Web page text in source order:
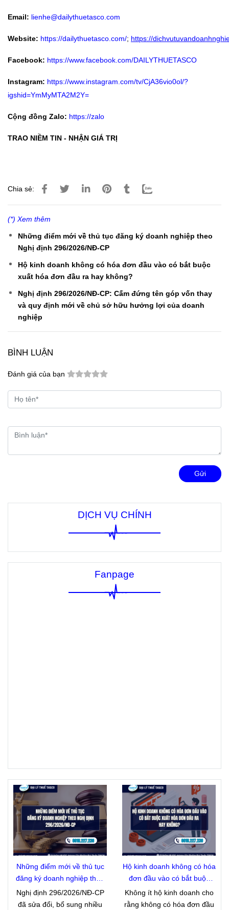
Email: lienhe@dailythuetasco.com
Website: https://dailythuetasco.com/; https://
Facebook: https://www.facebook.com/DAILYTHUETASCO
Instagram: https://www.instagram.com/tv/CjA36vio0ol/?
igshid=YmMyMTA2M2Y=
Cộng đồng Zalo: https://zalo
TRAO NIỀM TIN - NHẬN GIÁ TRỊ
Chia sẻ:
(*) Xem thêm
Những điểm mới về thủ tục đăng ký doanh nghiệp theo
Nghị định 296/2026/NĐ-CP
Hộ kinh doanh không có hóa đơn đầu vào có bắt buộc
xuất hóa đơn đầu ra hay không?
Nghị định 296/2026/NĐ-CP: Cấm đứng tên góp vốn thay
và quy định mới về chủ sở hữu hưởng lợi của doanh
nghiệp
BÌNH LUẬN
Đánh giá của bạn
Gửi
DỊCH VỤ CHÍNH
Fanpage
Những điểm mới về thủ tục
đăng ký doanh nghiệp theo
Nghị định 296/2026/NĐ-CP
Nghị định 296/2026/NĐ-CP
đã sửa đổi, bổ sung nhiều
Hộ kinh doanh không có hóa
đơn đầu vào có bắt buộc
xuất hóa đơn đầu ra hay
không?
Không ít hộ kinh doanh cho
rằng không có hóa đơn đầu